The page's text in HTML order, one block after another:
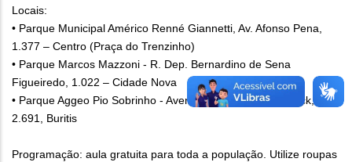
Locais:
• Parque Municipal Américo Renné Giannetti, Av. Afonso Pena,
1.377 – Centro (Praça do Trenzinho)
• Parque Marcos Mazzoni - R. Dep. Bernardino de Sena
Figueiredo, 1.022 – Cidade Nova
• Parque Aggeo Pio Sobrinho - Avenida Prof. Mário Werneck,
2.691, Buritis
Programação: aula gratuita para toda a população. Utilize roupas